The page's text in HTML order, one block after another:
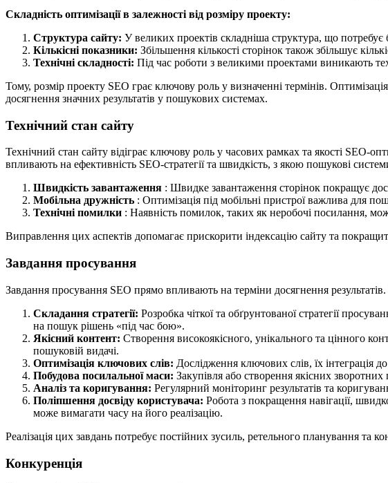
Складність оптимізації в залежності від розміру проекту:
Структура сайту: У великих проектів складніша структура, що потребує
Кількісні показники: Збільшення кількості сторінок також збільшує
Технічні складності: Під час роботи з великими проектами виникають
Тому, розмір проекту SEO грає ключову роль у визначенні термінів.
досягнення значних результатів у пошукових системах.
Технічний стан сайту
Технічний стан сайту відіграє ключову роль у часових рамках та якості SEO-
впливають на ефективність SEO-стратегії та швидкість, з якою пошукові
Швидкість завантаження : Швидке завантаження сторінок покращує
Мобільна дружність : Оптимізація під мобільні пристрої важлива для
Технічні помилки : Наявність помилок, таких як неробочі посилання,
Виправлення цих аспектів допомагає прискорити індексацію сайту та
Завдання просування
Завдання просування SEO прямо впливають на терміни досягнення
Складання стратегії: Розробка чіткої та обґрунтованої стратегії
на пошук рішень «під час бою».
Якісний контент: Створення високоякісного, унікального та цінного
пошуковій видачі.
Оптимізація ключових слів: Дослідження ключових слів, їх інтеграція
Побудова посилальної маси: Закупівля або створення якісних
Аналіз та коригування: Регулярний моніторинг результатів та
Поліпшення досвіду користувача: Робота з покращення навігації,
може вимагати часу на його реалізацію.
Реалізація цих завдань потребує постійних зусиль, ретельного планування
Конкуренція